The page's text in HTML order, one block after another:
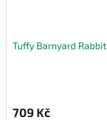
Tuffy Barnyard Rabbit
709 Kč